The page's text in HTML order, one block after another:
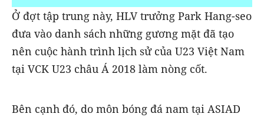
Ở đợt tập trung này, HLV trưởng Park Hang-seo
đưa vào danh sách những gương mặt đã tạo
nên cuộc hành trình lịch sử của U23 Việt Nam
tại VCK U23 châu Á 2018 làm nòng cốt.
Bên cạnh đó, do môn bóng đá nam tại ASIAD